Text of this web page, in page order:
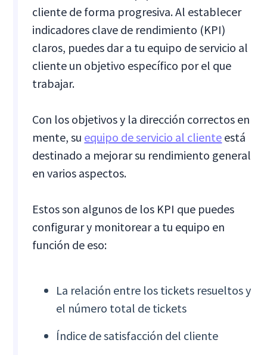
cliente de forma progresiva. Al establecer
indicadores clave de rendimiento (KPI)
claros, puedes dar a tu equipo de servicio al
cliente un objetivo específico por el que
trabajar.
Con los objetivos y la dirección correctos en
mente, su equipo de servicio al cliente está
destinado a mejorar su rendimiento general
en varios aspectos.
Estos son algunos de los KPI que puedes
configurar y monitorear a tu equipo en
función de eso:
La relación entre los tickets resueltos y
el número total de tickets
Índice de satisfacción del cliente